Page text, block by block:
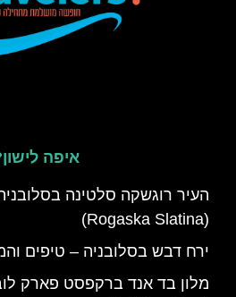
איפה
העיר רוגשקה סלטינה
(Rogaska Slatina)
ירח דבש בסלובניה – טיפים